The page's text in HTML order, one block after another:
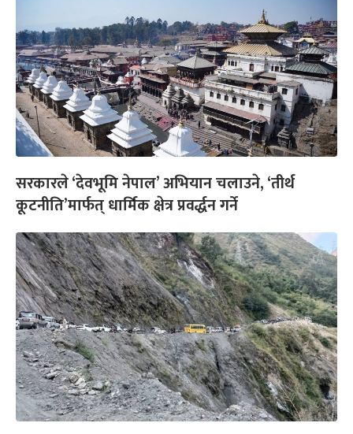
सरकारले ‘देवभूमि नेपाल’ अभियान चलाउने, ‘तीर्थ
कूटनीति’मार्फत् धार्मिक क्षेत्र प्रवर्द्धन गर्ने